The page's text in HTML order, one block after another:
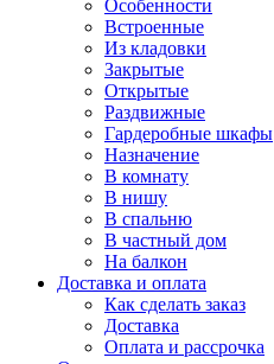
Особенности
Встроенные
Из кладовки
Закрытые
Открытые
Раздвижные
Гардеробные шкафы
Назначение
В комнату
В нишу
В спальню
В частный дом
На балкон
Доставка и оплата
Как сделать заказ
Доставка
Оплата и рассрочка